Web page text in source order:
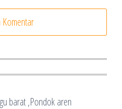
barat ,Pondok aren